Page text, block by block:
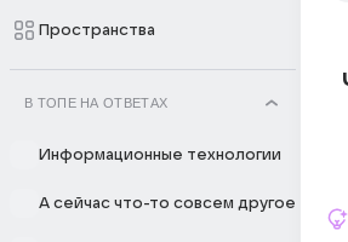
Пространства
В ТОПЕ НА ОТВЕТАХ
Информационные технологии
А сейчас что-то совсем другое